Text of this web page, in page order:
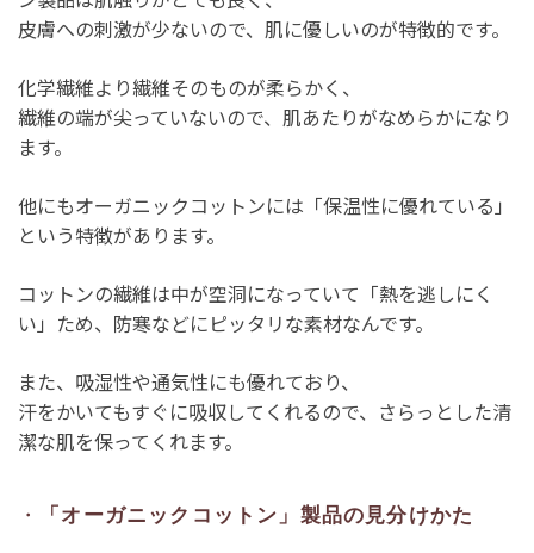
皮膚への刺激が少ないので、肌に優しいのが特徴的です。
化学繊維より繊維そのものが柔らかく、
繊維の端が尖っていないので、肌あたりがなめらかになり
ます。
他にもオーガニックコットンには「保温性に優れている」
という特徴があります。
コットンの繊維は中が空洞になっていて「熱を逃しにく
い」ため、防寒などにピッタリな素材なんです。
また、吸湿性や通気性にも優れており、
汗をかいてもすぐに吸収してくれるので、さらっとした清
潔な肌を保ってくれます。
・ 「オーガニックコットン」製品の見分けかた